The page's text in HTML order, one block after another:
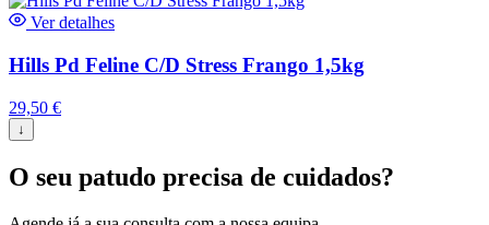
Ver detalhes
Hills Pd Feline C/D Stress Frango 1,5kg
29,50 €
↓
O seu patudo precisa de cuidados?